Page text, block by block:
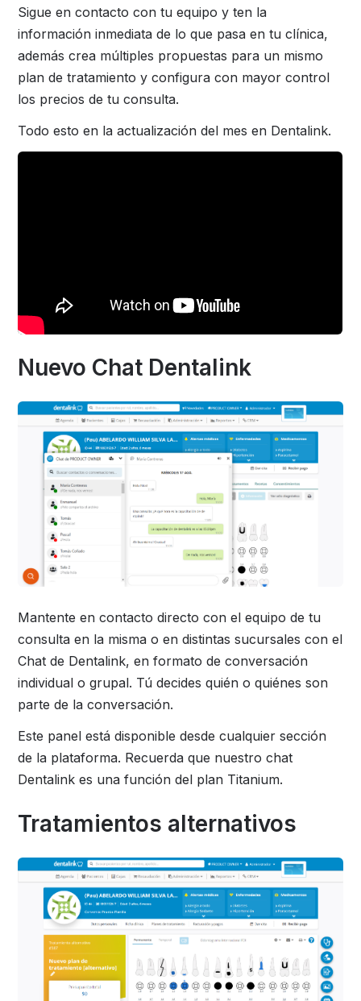
Sigue en contacto con tu equipo y ten la
información inmediata de lo que pasa en tu clínica,
además crea múltiples propuestas para un mismo
plan de tratamiento y configura con mayor control
los precios de tu consulta.
Todo esto en la actualización del mes en Dentalink.
Nuevo Chat Dentalink
Mantente en contacto directo con el equipo de tu
consulta en la misma o en distintas sucursales con el
Chat de Dentalink, en formato de conversación
individual o grupal. Tú decides quién o quiénes son
parte de la conversación.
Este panel está disponible desde cualquier sección
de la plataforma. Recuerda que nuestro chat
Dentalink es una función del plan Titanium.
Tratamientos alternativos